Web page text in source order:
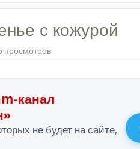
с кожурой
просмотров
канал
не будет на сайте,